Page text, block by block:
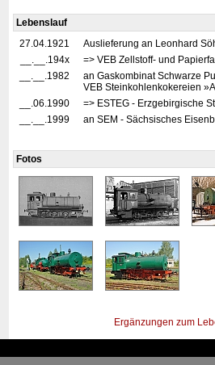
Lebenslauf
27.04.1921
Auslieferung an Leonhard
__.__.194x
=> VEB Zellstoff- und
__.__.1982
an Gaskombinat Schwarze
VEB Steinkohlenkokereien
__.06.1990
=> ESTEG - Erzgebirgische
__.__.1999
an SEM - Sächsisches
Fotos
Ergänzungen zum